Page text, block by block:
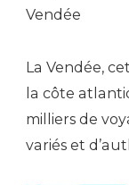
Vendée
La Vendée,
la côte
milliers de
variés et